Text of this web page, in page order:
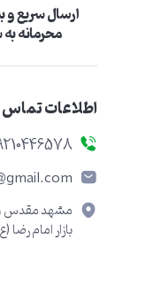
ارسال سریع
محرمانه
اطلاعات تماس
مشهد مقدس
بازار امام رضا